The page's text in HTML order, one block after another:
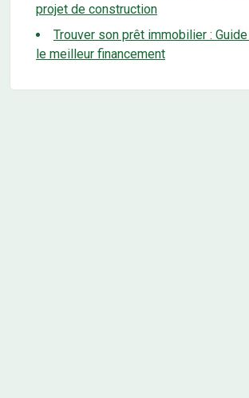
projet de construction
Trouver son prêt immobilier :
le meilleur financement